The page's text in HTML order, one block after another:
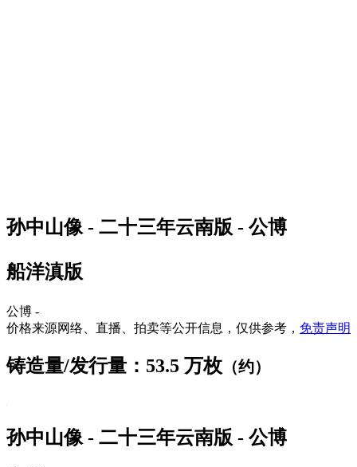
孙中山像 - 二十三年云南版 - 公博
船洋滇版
公博 -
价格来源网络、直播、拍卖等公开信息，仅供参考， 免责声明
铸造量/发行量：53.5 万枚 （约）
孙中山像 - 二十三年云南版 - 公博